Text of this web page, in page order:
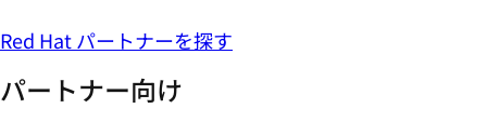
Red Hat パートナーを探す
パートナー向け